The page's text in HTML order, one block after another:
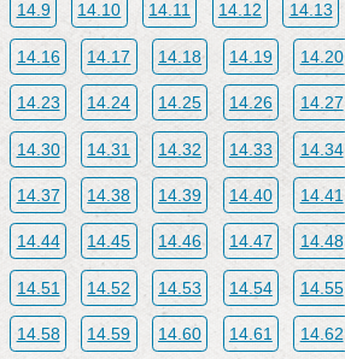
14.9 14.10 14.11 14.12 14.13
14.16 14.17 14.18 14.19 14.20
14.23 14.24 14.25 14.26 14.27
14.30 14.31 14.32 14.33 14.34
14.37 14.38 14.39 14.40 14.41
14.44 14.45 14.46 14.47 14.48
14.51 14.52 14.53 14.54 14.55
14.58 14.59 14.60 14.61 14.62